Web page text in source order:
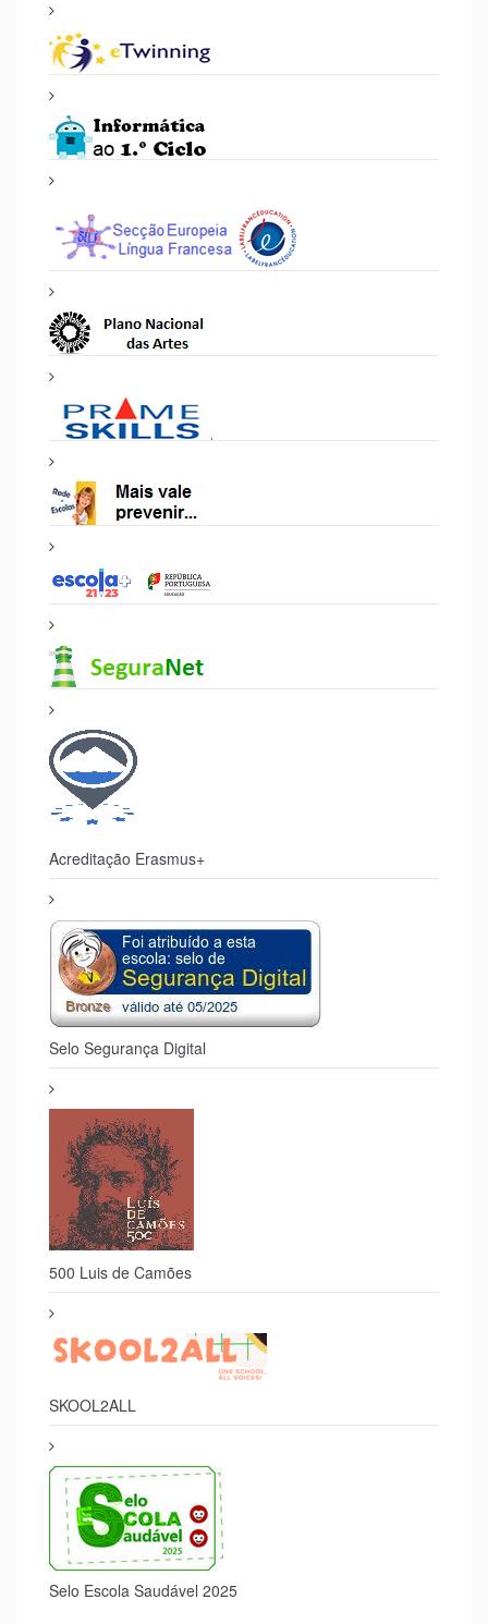
Acreditação Erasmus+
Selo Segurança Digital
500 Luis de Camões
SKOOL2ALL
Selo Escola Saudável 2025